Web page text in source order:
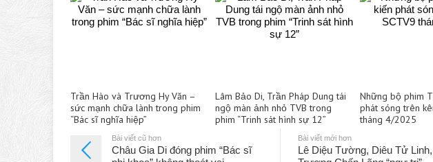
Trần Hào và Trương Hy Văn –
sức mạnh chữa lành trong phim
“Bác sĩ nghĩa hiệp”
Lâm Bảo Di, Trần Pháp Dung tái
ngộ màn ảnh nhỏ TVB trong
phim “Trinh sát hình sự 12”
Những bộ phim
phát sóng trên
tháng 4/2025
Bài viết cũ hơn
Châu Gia Di đóng phim “Bác sĩ
Bài viết mới hơn
Lê Diệu Tường, Diêu Tử Linh,